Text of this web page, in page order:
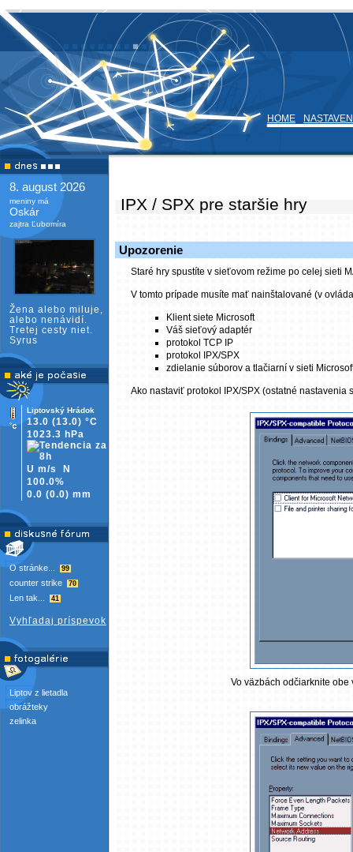
HOME
8. august 2026
meniny má
Oskár
zajtra Ľubomíra
Žena alebo miluje,
alebo nenávidí.
Tretej cesty niet.
Syrus
Liptovský Hrádok
13.0 (13.0) °C
1023.3 hPa
U m/s
N
100.0%
0.0 (0.0) mm
O stránke... 99
counter strike 70
Len tak... 41
Vyhľadaj príspevok
Liptov z lietadla
obrážteky
zelinka
IPX / SPX pre staršie hry
Upozorenie
Staré hry spustíte v sieťovom režime po celej sieti
V tomto prípade musíte mať nainštalované (v
Klient siete Microsoft
Váš sieťový adaptér
protokol TCP IP
protokol IPX/SPX
zdielanie súborov a tlačiarní v sieti
Ako nastaviť protokol IPX/SPX (ostatné nastavenia
Vo väzbách odčiarknite